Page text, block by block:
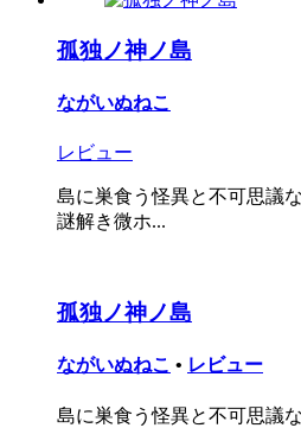
孤独ノ神ノ島
ながいぬねこ
レビュー
島に巣食う怪異と不可思議
謎解き微ホ...
孤独ノ神ノ島
ながいぬねこ • レビュー
島に巣食う怪異と不可思議